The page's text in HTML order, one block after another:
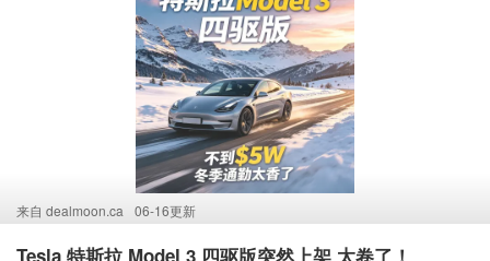
来自 dealmoon.ca 06-16更新
Tesla 特斯拉 Model 3 四驱版突然上架 太卷了！